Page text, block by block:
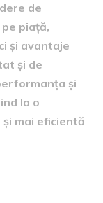
de
piață,
și avantaje
și de
și
la o
mai eficientă